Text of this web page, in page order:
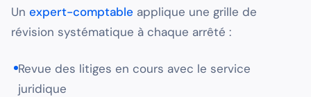
Un expert-comptable applique une grille de
révision systématique à chaque arrêté :
Revue des litiges en cours avec le service
juridique